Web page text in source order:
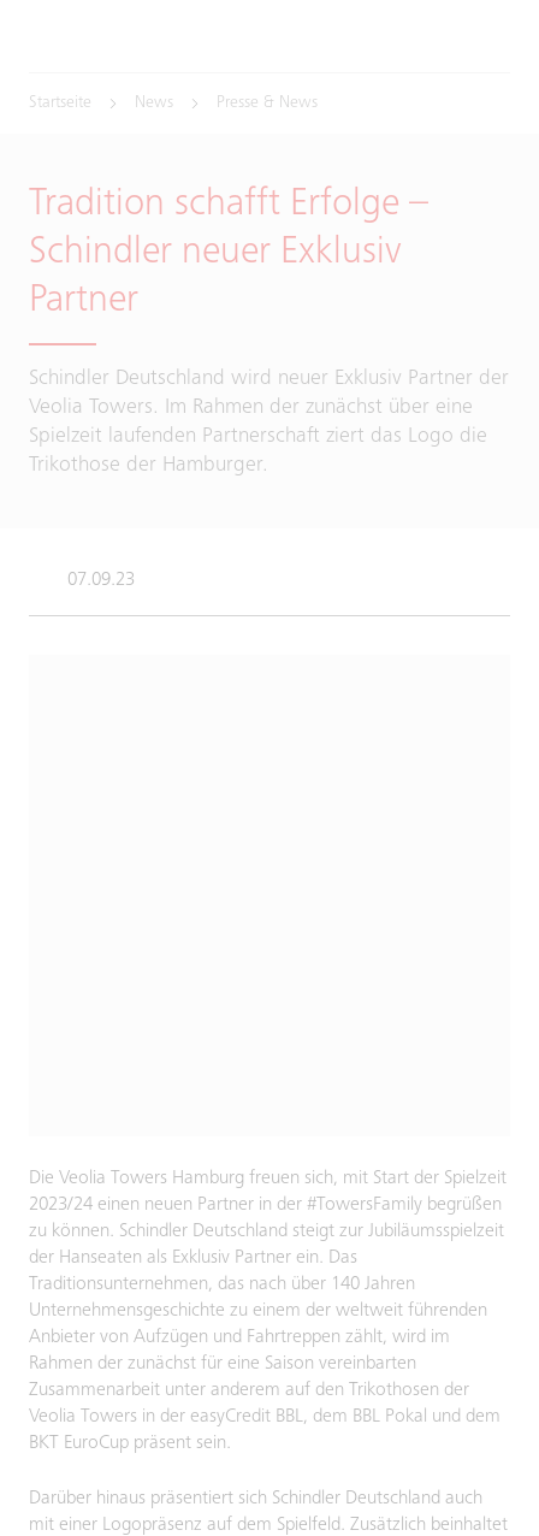
Startseite News Presse & News
Tradition schafft Erfolge –
Schindler neuer Exklusiv
Partner
Schindler Deutschland wird neuer Exklusiv Partner der
Veolia Towers. Im Rahmen der zunächst über eine
Spielzeit laufenden Partnerschaft ziert das Logo die
Trikothose der Hamburger.
07.09.23
Die Veolia Towers Hamburg freuen sich, mit Start der Spielzeit
2023/24 einen neuen Partner in der #TowersFamily begrüßen
zu können. Schindler Deutschland steigt zur Jubiläumsspielzeit
der Hanseaten als Exklusiv Partner ein. Das
Traditionsunternehmen, das nach über 140 Jahren
Unternehmensgeschichte zu einem der weltweit führenden
Anbieter von Aufzügen und Fahrtreppen zählt, wird im
Rahmen der zunächst für eine Saison vereinbarten
Zusammenarbeit unter anderem auf den Trikothosen der
Veolia Towers in der easyCredit BBL, dem BBL Pokal und dem
BKT EuroCup präsent sein.
Darüber hinaus präsentiert sich Schindler Deutschland auch
mit einer Logopräsenz auf dem Spielfeld. Zusätzlich beinhaltet